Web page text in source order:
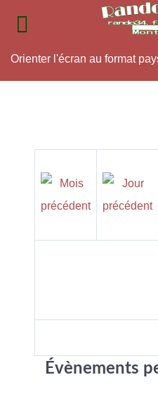
Orienter l'écran au format
Évènements